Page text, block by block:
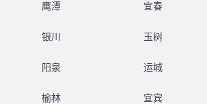
鹰潭 宜春
银川 玉树
阳泉 运城
榆林 宜宾